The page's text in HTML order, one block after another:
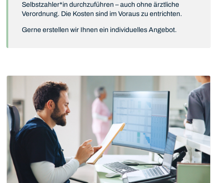
Selbstzahler*in durchzuführen – auch ohne ärztliche
Verordnung. Die Kosten sind im Voraus zu entrichten.
Gerne erstellen wir Ihnen ein individuelles Angebot.